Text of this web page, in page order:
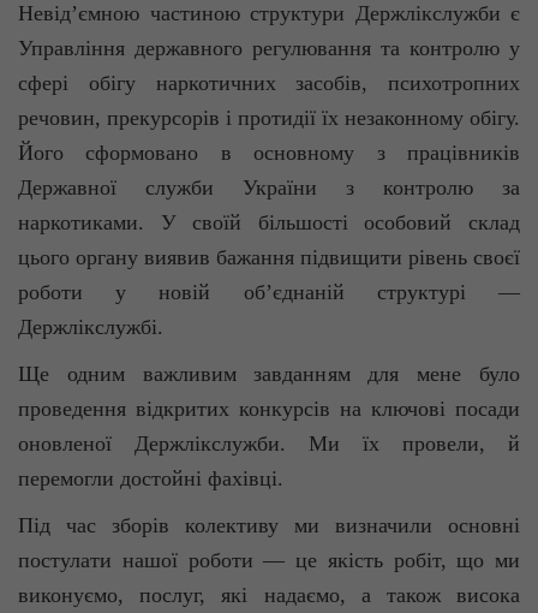
Невід’ємною частиною структури Держлікслужби є
Управління державного регулювання та контролю у
сфері обігу наркотичних засобів, психотропних
речовин, прекурсорів і протидії їх незаконному обігу.
Його сформовано в основному з працівників
Державної служби України з контролю за
наркотиками. У своїй більшості особовий склад
цього органу виявив бажання підвищити рівень своєї
роботи у новій об’єднаній структурі —
Держлікслужбі.
Ще одним важливим завданням для мене було
проведення відкритих конкурсів на ключові посади
оновленої Держлікслужби. Ми їх провели, й
перемогли достойні фахівці.
Під час зборів колективу ми визначили основні
постулати нашої роботи — це якість робіт, що ми
виконуємо, послуг, які надаємо, а також висока